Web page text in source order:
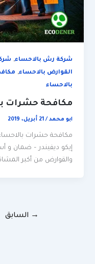
شركة رش بالاحساء,
القوارض بالاحساء,
بالاحساء
مكافحة حشرات
ابو محمد/21 أبريل، 2019
مكافحة حشرات
إيكو ديفيندر – ضمان و
والقوارض من أكبر
→ السابق